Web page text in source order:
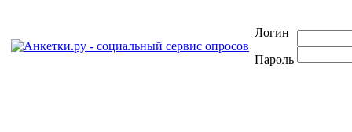
Логин
Пароль